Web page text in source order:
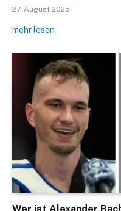
27. August 2025
mehr lesen